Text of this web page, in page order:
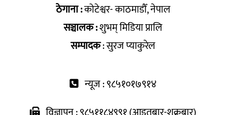
ठेगाना :कोटेश्वर- काठमाडौँ, नेपाल
सञ्चालक :शुभम् मिडिया प्रालि
सम्पादक: सुरज प्याकुरेल
न्यूज : ९८५१०१७९१४